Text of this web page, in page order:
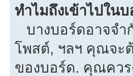
ทำไมถึงเข้าไปใน
บางบอร์ดอาจจำ
โพสต์, ฯลฯ คุณจะ
ของบอร์ด. คุณคว